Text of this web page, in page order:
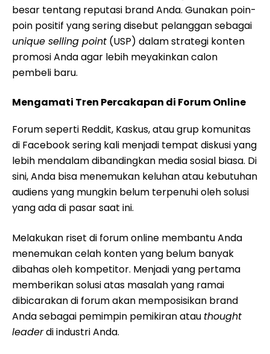
besar tentang reputasi brand Anda. Gunakan poin-
poin positif yang sering disebut pelanggan sebagai
unique selling point (USP) dalam strategi konten
promosi Anda agar lebih meyakinkan calon
pembeli baru.
Mengamati Tren Percakapan di Forum Online
Forum seperti Reddit, Kaskus, atau grup komunitas
di Facebook sering kali menjadi tempat diskusi yang
lebih mendalam dibandingkan media sosial biasa. Di
sini, Anda bisa menemukan keluhan atau kebutuhan
audiens yang mungkin belum terpenuhi oleh solusi
yang ada di pasar saat ini.
Melakukan riset di forum online membantu Anda
menemukan celah konten yang belum banyak
dibahas oleh kompetitor. Menjadi yang pertama
memberikan solusi atas masalah yang ramai
dibicarakan di forum akan memposisikan brand
Anda sebagai pemimpin pemikiran atau thought
leaderdi industri Anda.